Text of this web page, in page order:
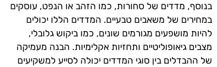
בנוסף, מדדים של סחורות, כמו הזהב או הנפט, עוסקים
במחירים של משאבים טבעיים. המדדים הללו יכולים
להיות מושפעים מגורמים שונים, כמו ביקוש גלובלי,
מצבים גיאופוליטיים ותחזיות אקלימיות. הבנה מעמיקה
של ההבדלים בין סוגי המדדים יכולה לסייע למשקיעים